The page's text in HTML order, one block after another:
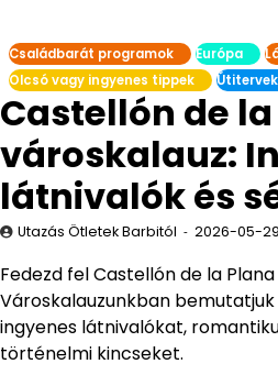
Családbarát programok Európa
Olcsó vagy ingyenes tippek
Útitervek
Castellón de
városkalauz:
látnivalók és
Utazás Ötletek Barbitól 2026-05-29
Fedezd fel Castellón de la
Városkalauzunkban
ingyenes látnivalókat,
történelmi kincseket.